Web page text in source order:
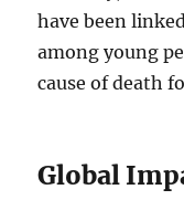
have been
among young
cause of death
Global